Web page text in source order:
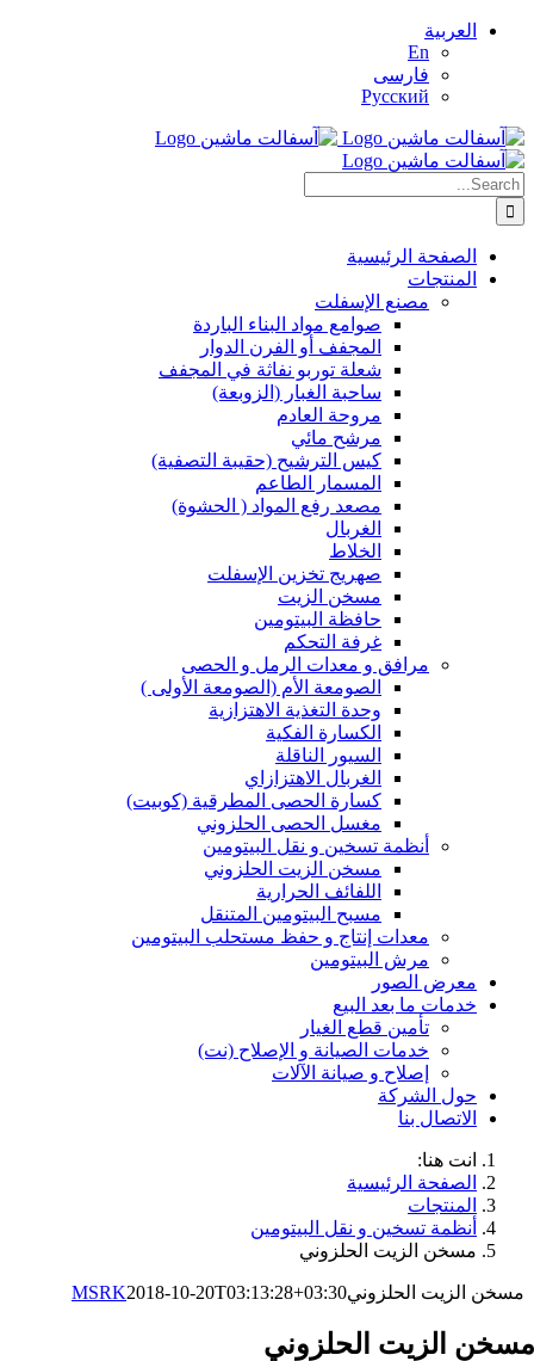
Skip
العربية
En
فارسی
Русский
Search
for:
الصفحة الرئيسية
المنتجات
مصنع الإسفلت
صوامع مواد البناء الباردة
المجفف أو الفرن الدوار
شعلة توربو نفاثة في المجفف
ساحبة الغبار (الزوبعة)
مروحة العادم
مرشح مائي
كيس الترشيح (حقيبة التصفية)
المسمار الطاعم
مصعد رفع المواد ( الحشوة)
الغربال
الخلاط
صهريج تخزين الإسفلت
مسخن الزيت
حافظة البيتومين
غرفة التحكم
مرافق و معدات الرمل و الحصى
الصومعة الأم (الصومعة الأولى )
وحدة التغذية الاهتزازية
الكسارة الفكية
السيور الناقلة
الغربال الاهتزازاي
كسارة الحصى المطرقية (كوبيت)
مغسل الحصى الحلزوني
أنظمة تسخين و نقل البيتومين
مسخن الزيت الحلزوني
اللفائف الحرارية
مسبح البيتومين المتنقل
معدات إنتاج و حفظ مستحلب البيتومين
مرش البيتومين
معرض الصور
خدمات ما بعد البيع
تأمين قطع الغيار
خدمات الصيانة و الإصلاح (نت)
إصلاح و صيانة الآلات
حول الشركة
الاتصال بنا
انت هنا:
الصفحة الرئيسية
المنتجات
أنظمة تسخين و نقل البيتومين
مسخن الزيت الحلزوني
مسخن الزيت الحلزوني MSRK2018-10-20T03:13:28+03:30
مسخن الزيت الحلزوني